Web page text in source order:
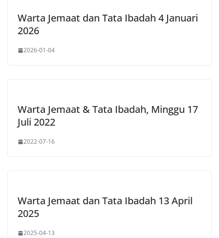
Warta Jemaat dan Tata Ibadah 4 Januari
2026
2026-01-04
Warta Jemaat & Tata Ibadah, Minggu 17
Juli 2022
2022-07-16
Warta Jemaat dan Tata Ibadah 13 April
2025
2025-04-13